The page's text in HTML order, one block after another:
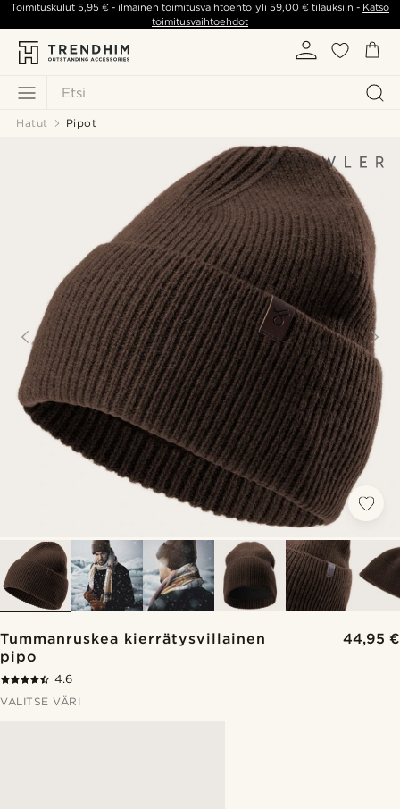
Etsi
Toimituskulut5,95 € - ilmainen toimitusvaihtoehto yli 59,00 €tilauksiin - Katso
toimitusvaihtoehdot
Hatut Pipot
Tummanruskea kierrätysvillainen
pipo
44,95 €
4.6
VALITSE VÄRI